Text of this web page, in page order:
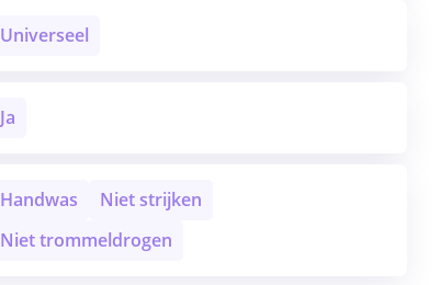
Universeel
Ja
Handwas
Niet strijken
Niet trommeldrogen